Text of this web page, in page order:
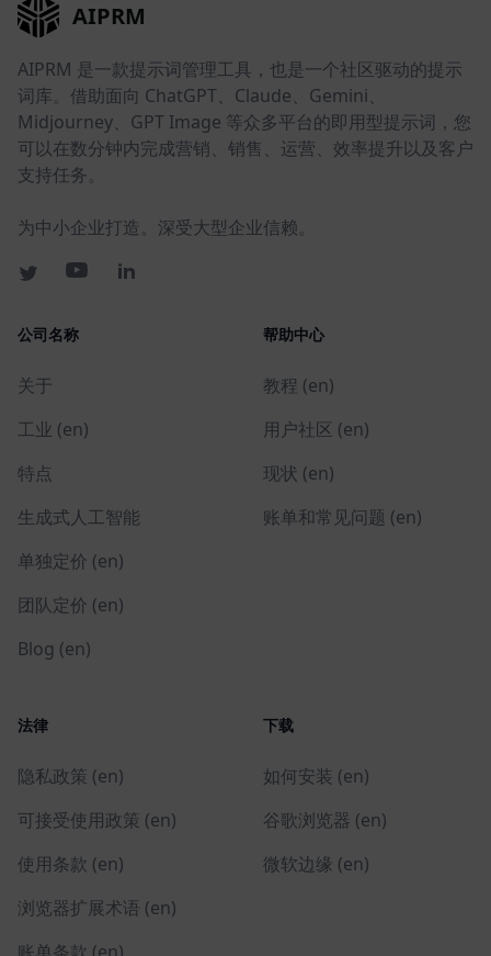
AIPRM
AIPRM 是一款提示词管理工具，也是一个社区驱动的提示
词库。借助面向 ChatGPT、Claude、Gemini、
Midjourney、GPT Image 等众多平台的即用型提示词，您
可以在数分钟内完成营销、销售、运营、效率提升以及客户
支持任务。
为中小企业打造。深受大型企业信赖。
公司名称
关于
工业 (en)
特点
生成式人工智能
单独定价 (en)
团队定价 (en)
Blog (en)
帮助中心
教程 (en)
用户社区 (en)
现状 (en)
账单和常见问题 (en)
法律
隐私政策 (en)
可接受使用政策 (en)
使用条款 (en)
浏览器扩展术语 (en)
下载
如何安装 (en)
谷歌浏览器 (en)
微软边缘 (en)